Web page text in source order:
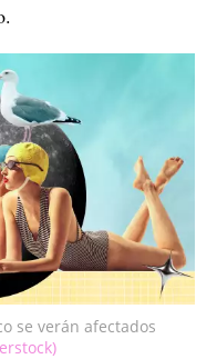
se verán afectados